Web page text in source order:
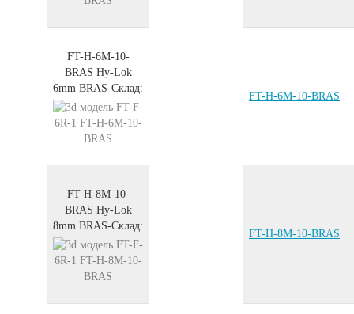
FT-H-6M-10-
BRAS Hy-Lok
6mm BRAS-Склад:
FT-H-6M-10-BRAS
FT-H-8M-10-
BRAS Hy-Lok
8mm BRAS-Склад:
FT-H-8M-10-BRAS